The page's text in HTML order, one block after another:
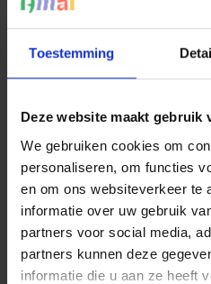
Toestemming
Deze website maakt gebruik
We gebruiken cookies om
personaliseren, om functies
en om ons websiteverkeer te
informatie over uw gebruik
partners voor social media,
partners kunnen deze
informatie die u aan ze heeft
Coachpunt als
In Coachpunt vinden ex-
weg doorheen werk,
Een gesprek met Fien en
dag betekent.